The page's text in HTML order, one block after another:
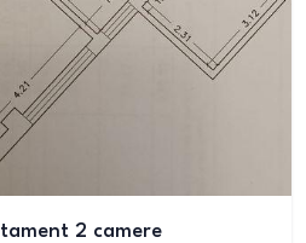
2 camere